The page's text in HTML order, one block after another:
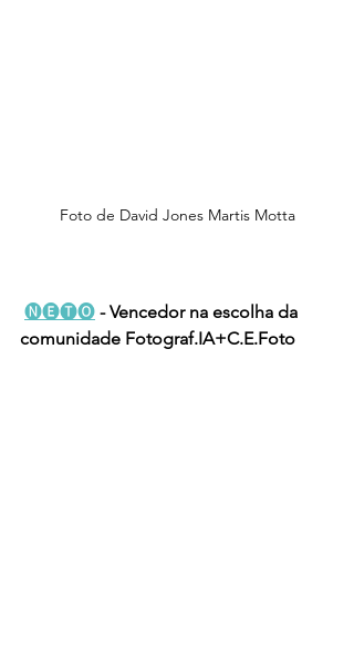
Foto de David Jones Martis Motta
🅝🅔🅣🅞 - Vencedor na escolha da
comunidade Fotograf.IA+C.E.Foto